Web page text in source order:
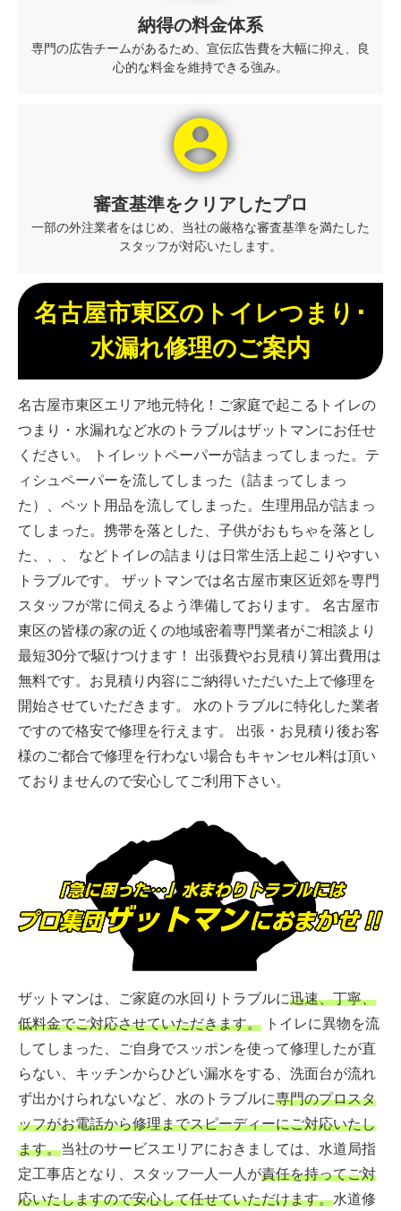
納得の料金体系
専門の広告チームがあるため、宣伝広告費を大幅に抑え、良
心的な料金を維持できる強み。
account_circle
審査基準をクリアしたプロ
一部の外注業者をはじめ、当社の厳格な審査基準を満たした
スタッフが対応いたします。
名古屋市東区のトイレつまり･
水漏れ修理のご案内
名古屋市東区エリア地元特化！ご家庭で起こるトイレの
つまり・水漏れなど水のトラブルはザットマンにお任せ
ください。 トイレットペーパーが詰まってしまった。テ
ィシュペーパーを流してしまった（詰まってしまっ
た）、ペット用品を流してしまった。生理用品が詰まっ
てしまった。携帯を落とした、子供がおもちゃを落とし
た、、、 などトイレの詰まりは日常生活上起こりやすい
トラブルです。 ザットマンでは名古屋市東区近郊を専門
スタッフが常に伺えるよう準備しております。 名古屋市
東区の皆様の家の近くの地域密着専門業者がご相談より
最短30分で駆けつけます！ 出張費やお見積り算出費用は
無料です。お見積り内容にご納得いただいた上で修理を
開始させていただきます。 水のトラブルに特化した業者
ですので格安で修理を行えます。 出張・お見積り後お客
様のご都合で修理を行わない場合もキャンセル料は頂い
ておりませんので安心してご利用下さい。
ザットマンは、ご家庭の水回りトラブルに迅速、丁寧、
低料金でご対応させていただきます。 トイレに異物を流
してしまった、ご自身でスッポンを使って修理したが直
らない、キッチンからひどい漏水をする、洗面台が流れ
ず出かけられないなど、水のトラブルに専門のプロスタ
ッフがお電話から修理までスピーディーにご対応いたし
ます。当社のサービスエリアにおきましては、水道局指
定工事店となり、スタッフ一人一人が責任を持ってご対
応いたしますので安心して任せていただけます。水道修